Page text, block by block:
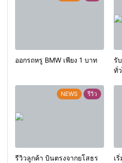
ออกรถหรู BMW เพียง 1 บาท
รั
ทั่
NEWS รีวิว
รีวิวลูกค้า บินตรงจากยโสธร
เ